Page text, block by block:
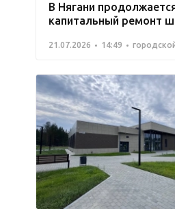
В Нягани
капитальный ремонт
21.07.2026 14:49